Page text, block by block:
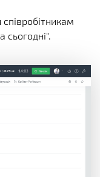
сьогодні".